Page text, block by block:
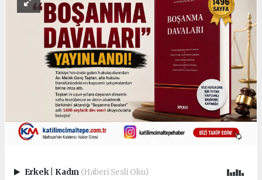
Erkek Kadın (Haberi Sesli Oku)